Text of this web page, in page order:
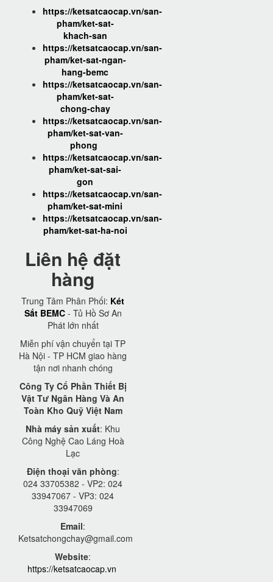
https://ketsatcaocap.vn/san-
pham/ket-sat-
khach-san
https://ketsatcaocap.vn/san-
pham/ket-sat-ngan-
hang-bemc
https://ketsatcaocap.vn/san-
pham/ket-sat-
chong-chay
https://ketsatcaocap.vn/san-
pham/ket-sat-van-
phong
https://ketsatcaocap.vn/san-
pham/ket-sat-sai-
gon
https://ketsatcaocap.vn/san-
pham/ket-sat-mini
https://ketsatcaocap.vn/san-
pham/ket-sat-ha-noi
Liên hệ đặt
hàng
Trung Tâm Phân Phối: Két
Sắt BEMC- Tủ Hồ Sơ An
Phát lớn nhất
Miễn phí vận chuyển tại TP
Hà Nội - TP HCM giao hàng
tận nơi nhanh chóng
Công Ty Cổ Phần Thiết Bị
Vật Tư Ngân Hàng Và An
Toàn Kho Quỹ Việt Nam
Nhà máy sản xuất: Khu
Công Nghệ Cao Láng Hoà
Lạc
Điện thoại văn phòng:
024 33705382 - VP2: 024
33947067 - VP3: 024
33947069
Email:
Ketsatchongchay@gmail.com
Website:
https://ketsatcaocap.vn